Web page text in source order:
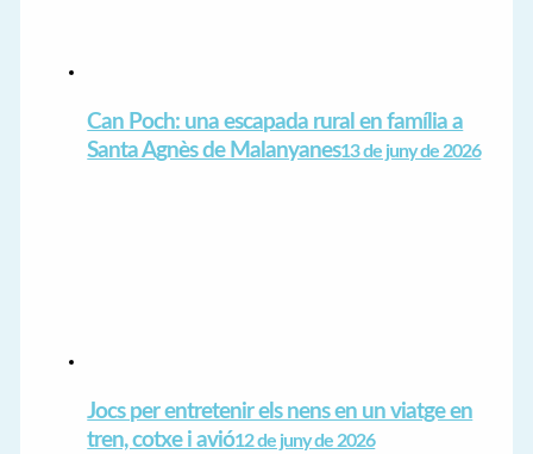
Can Poch: una escapada rural en família a
Santa Agnès de Malanyanes13 de juny de 2026
Jocs per entretenir els nens en un viatge en
tren, cotxe i avió12 de juny de 2026